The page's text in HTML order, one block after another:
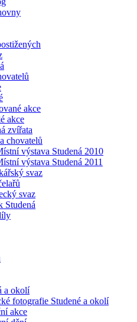
akce
akce
zvířata
chovatelů
výstava Studená 2010
výstava Studená 2011
svaz
svaz
Studená
a okolí
fotografie Studené a okolí
akce